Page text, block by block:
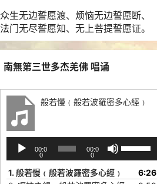
众生无边誓愿渡、烦恼无边誓愿断、
法门无尽誓愿知、无上菩提誓愿证。
南無第三世多杰羌佛 唱诵
般若慢﹙般若波羅密多心經﹚
播
放
00:0
0
00:0
0
/
1. 般若慢﹙般若波羅密多心經﹚
6:26